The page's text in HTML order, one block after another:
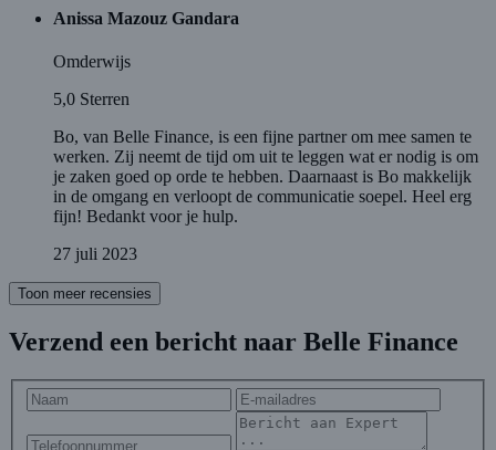
Anissa Mazouz Gandara
Omderwijs
5,0 Sterren
Bo, van Belle Finance, is een fijne partner om mee samen te
werken. Zij neemt de tijd om uit te leggen wat er nodig is om
je zaken goed op orde te hebben. Daarnaast is Bo makkelijk
in de omgang en verloopt de communicatie soepel. Heel erg
fijn! Bedankt voor je hulp.
27 juli 2023
Toon meer recensies
Verzend een bericht naar Belle Finance